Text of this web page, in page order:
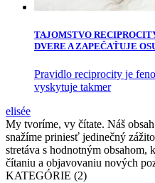
TAJOMSTVO
DVERE A ZAPEČAŤUJE
Pravidlo reciprocity je
vyskytuje takmer
elisée
My tvoríme, vy čítate. Náš
snažíme priniesť jedinečný
stretáva s hodnotným obsahom,
čítaniu a objavovaniu nových
KATEGÓRIE (2)